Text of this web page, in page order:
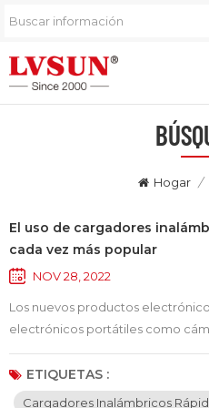
Hogar /
El uso de cargadores
cada vez más popular
NOV 28, 2022
Los nuevos productos
electrónicos portátiles como
y tabletas, se utilizan cada vez
personas, y los cargadores
cargadores con cable
ETIQUETAS :
Cargadores Inalámbricos